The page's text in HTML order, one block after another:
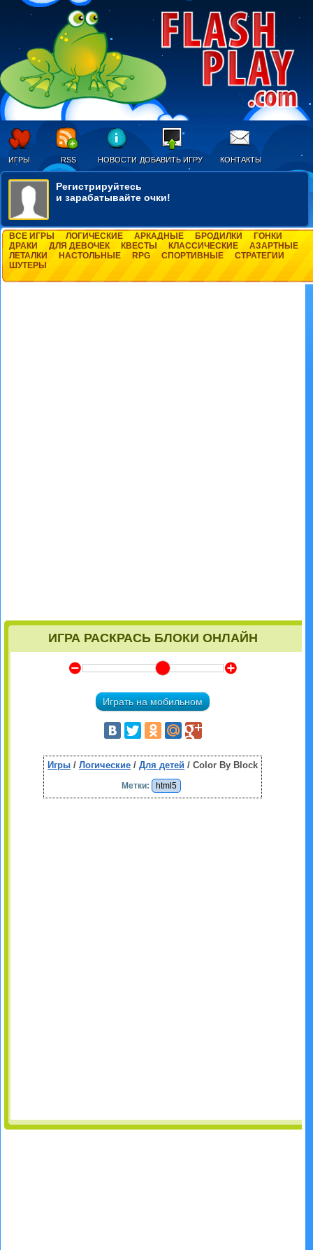
ИГРЫ RSS НОВОСТИ ДОБАВИТЬ ИГРУ КОНТАКТЫ
Регистрируйтесь
и зарабатывайте очки!
ВСЕ ИГРЫ ЛОГИЧЕСКИЕ АРКАДНЫЕ БРОДИЛКИ
ГОНКИ
ДРАКИ
ДЛЯ ДЕВОЧЕК КВЕСТЫ КЛАССИЧЕСКИЕ
АЗАРТНЫЕ
ЛЕТАЛКИ
НАСТОЛЬНЫЕ RPG СПОРТИВНЫЕ
СТРАТЕГИИ
ШУТЕРЫ
ИГРА РАСКРАСЬ БЛОКИ ОНЛАЙН
Y Z
Играть на мобильном
Игры /Логические /Для детей / Color By Block
Метки: html5